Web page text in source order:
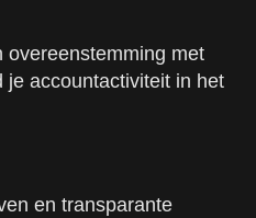
overeenstemming met
je accountactiviteit in het
en transparante